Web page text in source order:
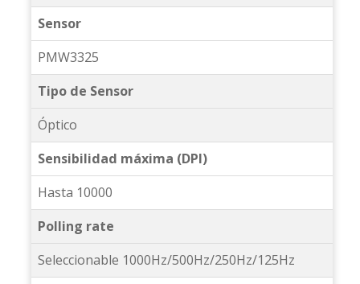
Sensor
PMW3325
Tipo de Sensor
Óptico
Sensibilidad máxima (DPI)
Hasta 10000
Polling rate
Seleccionable 1000Hz/500Hz/250Hz/125Hz